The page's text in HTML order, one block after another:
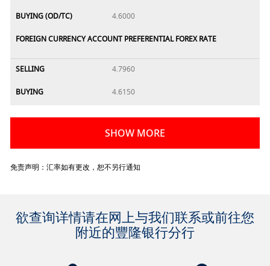
BUYING (OD/TC) 4.6000
FOREIGN CURRENCY ACCOUNT PREFERENTIAL FOREX RATE
SELLING 4.7960
BUYING 4.6150
SHOW MORE
免责声明：汇率如有更改，恕不另行通知
欲查询详情请在网上与我们联系或前往您
附近的豐隆银行分行